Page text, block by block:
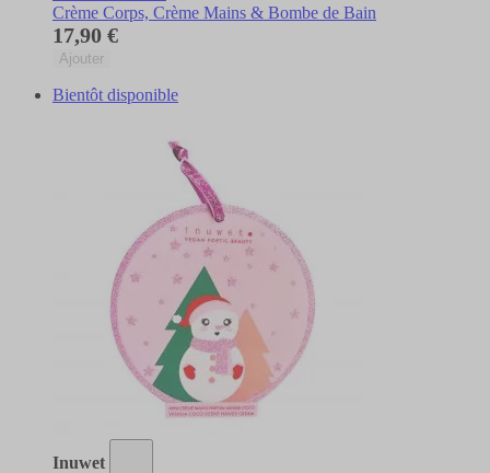
Crème Corps, Crème Mains & Bombe de Bain
17,90 €
Ajouter
Bientôt disponible
Inuwet